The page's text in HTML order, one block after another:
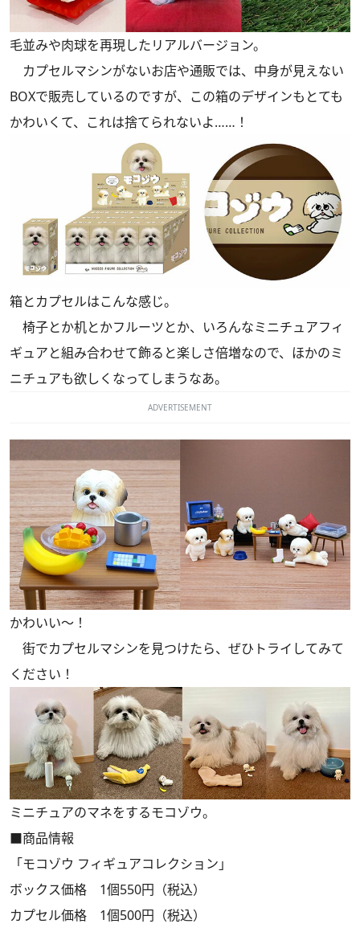
毛並みや肉球を再現したリアルバージョン。
カプセルマシンがないお店や通販では、中身が見えない
BOXで販売しているのですが、この箱のデザインもとても
かわいくて、これは捨てられないよ……！
箱とカプセルはこんな感じ。
椅子とか机とかフルーツとか、いろんなミニチュアフィ
ギュアと組み合わせて飾ると楽しさ倍増なので、ほかのミ
ニチュアも欲しくなってしまうなあ。
ADVERTISEMENT
かわいい～！
街でカプセルマシンを見つけたら、ぜひトライしてみて
ください！
ミニチュアのマネをするモコゾウ。
■商品情報
「モコゾウ フィギュアコレクション」
ボックス価格 1個550円（税込）
カプセル価格 1個500円（税込）